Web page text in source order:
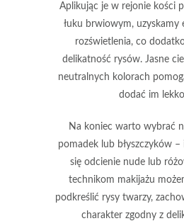
Aplikując je w rejonie kości
łuku brwiowym, uzyskamy
rozświetlenia, co
delikatność rysów. Jasne
neutralnych kolorach
dodać im
Na koniec warto wybrać
pomadeklub błyszczyków –
się odcienie nude lub
technikom makijażu
podkreślić rysy twarzy,
charakter zgodny z